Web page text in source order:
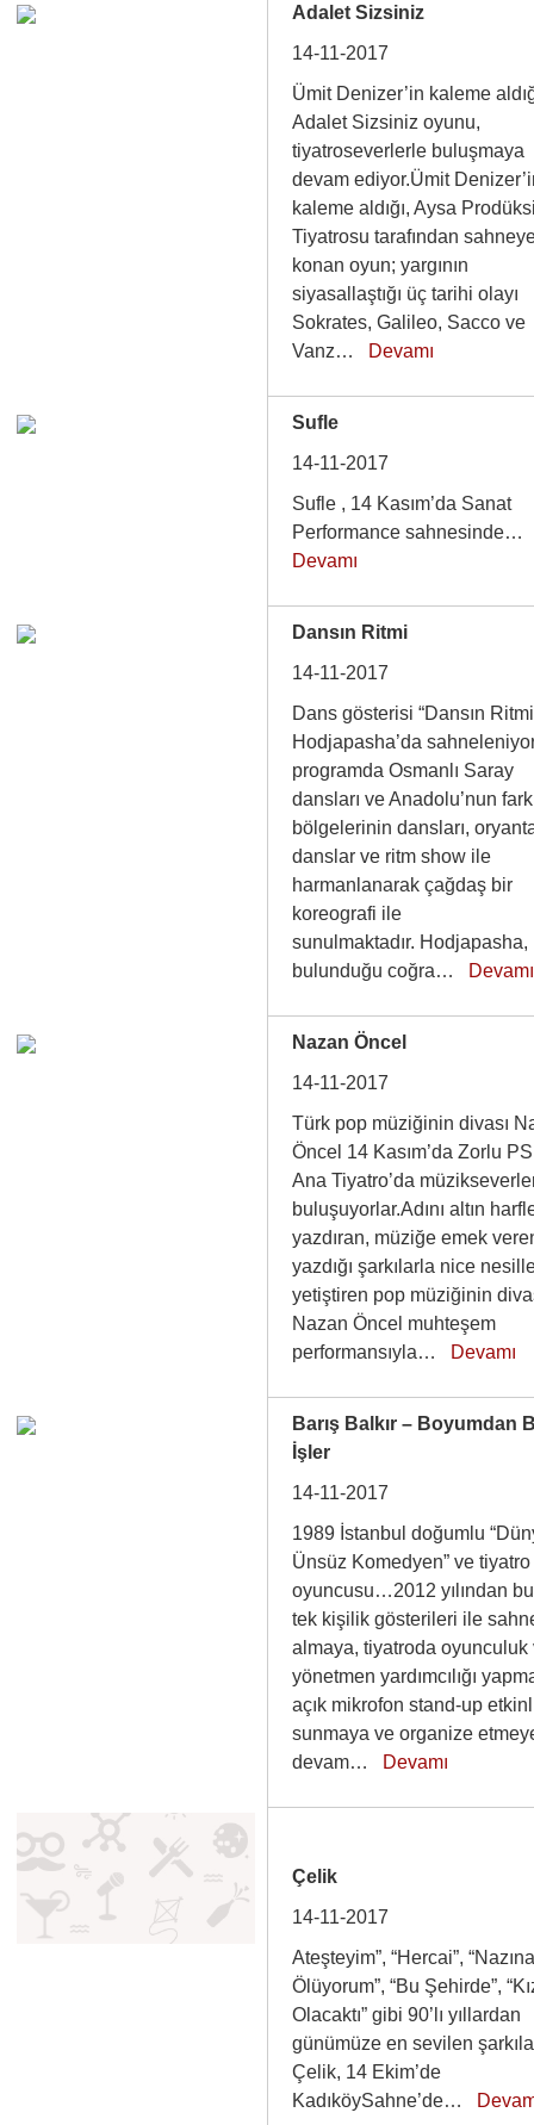
Adalet Sizsiniz
14-11-2017
Ümit Denizer’in kaleme
Adalet Sizsiniz oyunu,
tiyatroseverlerle buluşmaya
devam ediyor.Ümit
kaleme aldığı, Aysa
Tiyatrosu tarafından
konan oyun; yargının
siyasallaştığı üç tarihi olayı
Sokrates, Galileo, Sacco ve
Vanz… Devamı
Sufle
14-11-2017
Sufle , 14 Kasım’da Sanat
Performance sahnesinde…
Devamı
Dansın Ritmi
14-11-2017
Dans gösterisi “Dansın
Hodjapasha’da
programda Osmanlı Saray
dansları ve Anadolu’nun
bölgelerinin dansları,
danslar ve ritm show ile
harmanlanarak çağdaş bir
koreografi ile
sunulmaktadır. Hodjapasha,
bulunduğu coğra… Devamı
Nazan Öncel
14-11-2017
Türk pop müziğinin divası
Öncel 14 Kasım’da Zorlu
Ana Tiyatro’da
buluşuyorlar.Adını altın
yazdıran, müziğe emek
yazdığı şarkılarla nice
yetiştiren pop müziğinin
Nazan Öncel muhteşem
performansıyla… Devamı
Barış Balkır – Boyumdan
İşler
14-11-2017
1989 İstanbul doğumlu
Ünsüz Komedyen” ve tiyatro
oyuncusu…2012 yılından
tek kişilik gösterileri ile
almaya, tiyatroda oyunculuk
yönetmen yardımcılığı
açık mikrofon stand-up
sunmaya ve organize
devam… Devamı
Çelik
14-11-2017
Ateşteyim”, “Hercai”,
Ölüyorum”, “Bu Şehirde”,
Olacaktı” gibi 90’lı yıllardan
günümüze en sevilen
Çelik, 14 Ekim’de
KadıköySahne’de…